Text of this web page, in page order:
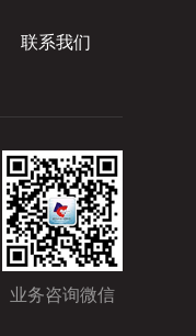
联系我们
业务咨询微信